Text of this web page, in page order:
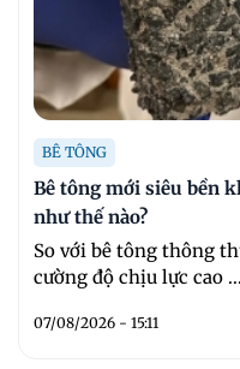
BÊ TÔNG
Bê tông mới siêu bền
như thế nào?
So với bê tông thông
cường độ chịu lực cao ...
07/08/2026 - 15:11